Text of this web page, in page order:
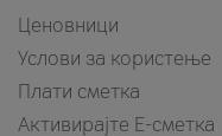
Ценовници
Услови за користење
Плати сметка
Активирајте Е-сметка